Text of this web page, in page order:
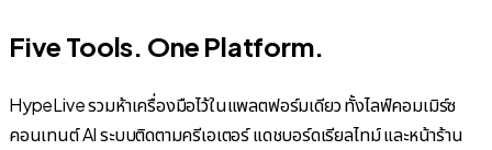
Five Tools. One Platform.
HypeLive รวมห้าเครื่องมือไว้ในแพลตฟอร์มเดียว ทั้งไลฟ์คอมเมิร์ซ
คอนเทนต์ AI ระบบติดตามครีเอเตอร์ แดชบอร์ดเรียลไทม์ และหน้าร้าน